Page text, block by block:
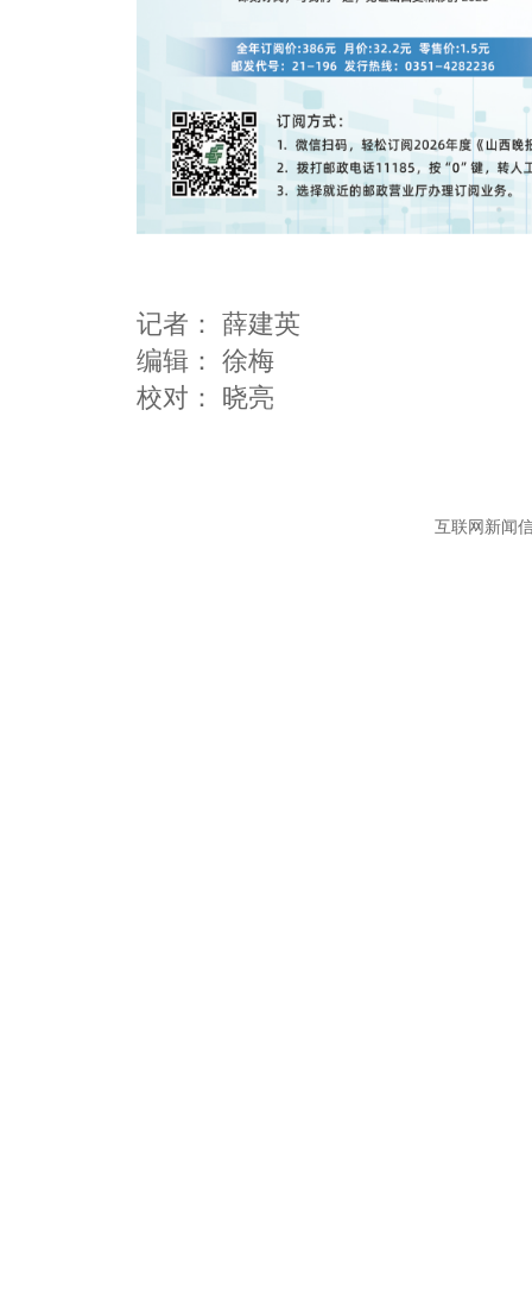
记者： 薛建英
编辑： 徐梅
互联网新闻